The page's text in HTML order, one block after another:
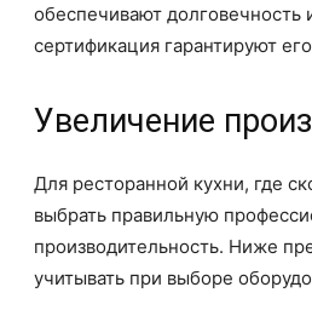
обеспечивают долговечность
сертификация гарантируют
Увеличение
Для ресторанной кухни, где
выбрать правильную
производительность. Ниже
учитывать при выборе